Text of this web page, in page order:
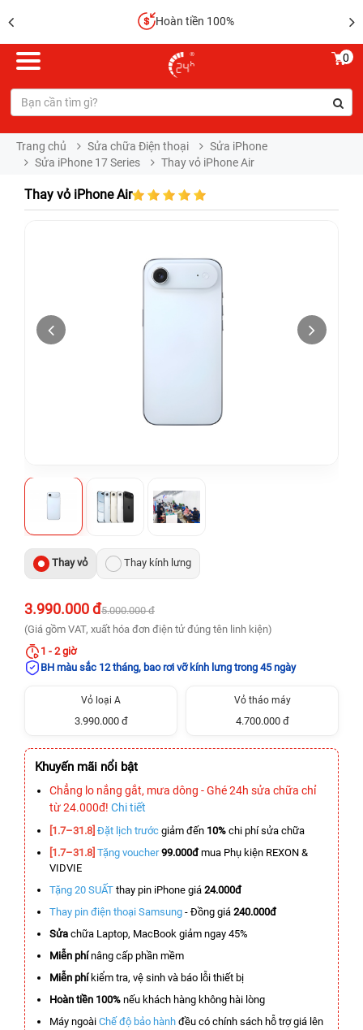
Hoàn tiền 100%
0
Trang chủ Sửa chữa Điện thoại
Sửa iPhone
Sửa iPhone 17 Series
Thay vỏ iPhone Air
Thay vỏ iPhone Air
Thay vỏ Thay kính lưng
3.990.000 đ5.000.000 đ
(Giá gồm VAT, xuất hóa đơn điện tử đúng tên linh kiện)
1 - 2 giờ
BH màu sắc 12 tháng, bao rơi vỡ kính lưng trong 45 ngày
Vỏ loại A
3.990.000 đ
Vỏ tháo máy
4.700.000 đ
Khuyến mãi nổi bật
Chẳng lo nắng gắt, mưa dông - Ghé 24h sửa chữa chỉ
từ 24.000đ! Chi tiết
[1.7–31.8] Đặt lịch trước giảm đến 10% chi phí sửa chữa
[1.7–31.8] Tặng voucher 99.000đmua Phụ kiện REXON &
VIDVIE
Tặng 20 SUẤT thay pin iPhone giá 24.000đ
Thay pin điện thoại Samsung - Đồng giá 240.000đ
Sửa chữa Laptop, MacBook giảm ngay 45%
Miễn phínâng cấp phần mềm
Miễn phíkiểm tra, vệ sinh và báo lỗi thiết bị
Hoàn tiền 100% nếu khách hàng không hài lòng
Máy ngoài Chế độ bảo hành đều có chính sách hỗ trợ giá lên